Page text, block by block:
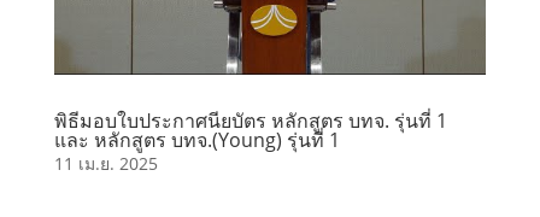
พิธีมอบใบประกาศนียบัตร หลักสูตร บทจ. รุ่นที่ 1
และ หลักสูตร บทจ.(Young) รุ่นที่ 1
11 เม.ย. 2025